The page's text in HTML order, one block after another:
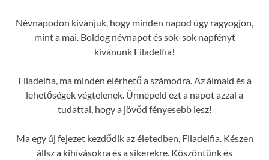
Névnapodon kívánjuk, hogy minden napod úgy ragyogjon,
mint a mai. Boldog névnapot és sok-sok napfényt
kívánunk Filadelfia!
Filadelfia, ma minden elérhető a számodra. Az álmaid és a
lehetőségek végtelenek. Ünnepeld ezt a napot azzal a
tudattal, hogy a jövőd fényesebb lesz!
Ma egy új fejezet kezdődik az életedben, Filadelfia. Készen
állsz a kihívásokra és a sikerekre. Köszöntünk és